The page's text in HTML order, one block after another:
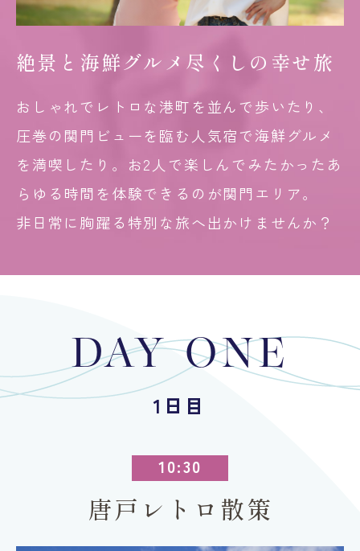
絶景と海鮮グルメ 尽くしの 幸せ旅
おしゃれでレトロな港町を並んで歩いたり、
圧巻の関門ビューを臨む人気宿で海鮮グルメ
を満喫したり。お2人で楽しんでみたかったあ
らゆる時間を体験できるのが関門エリア。
非日常に胸躍る特別な旅へ出かけませんか？
DAY ONE
1日目
10:30
唐戸レトロ散策